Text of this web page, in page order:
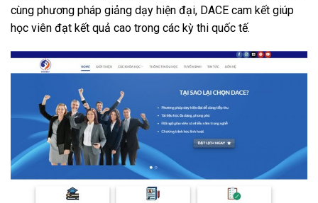
cùng phương pháp giảng dạy hiện đại, DACE cam kết giúp
học viên đạt kết quả cao trong các kỳ thi quốc tế.